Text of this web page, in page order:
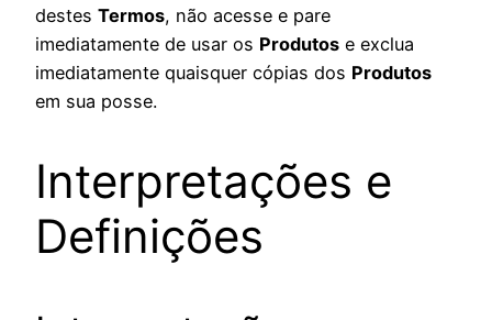
destes Termos, não acesse e pare
imediatamente de usar os Produtos e exclua
imediatamente quaisquer cópias dos Produtos
em sua posse.
Interpretações e
Definições